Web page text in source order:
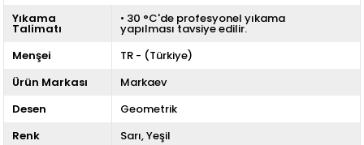
Yıkama
Talimatı
• 30 °C'de profesyonel yıkama
yapılması tavsiye edilir.
Menşei
TR - (Türkiye)
Ürün Markası
Markaev
Desen
Geometrik
Renk
Sarı Yeşil